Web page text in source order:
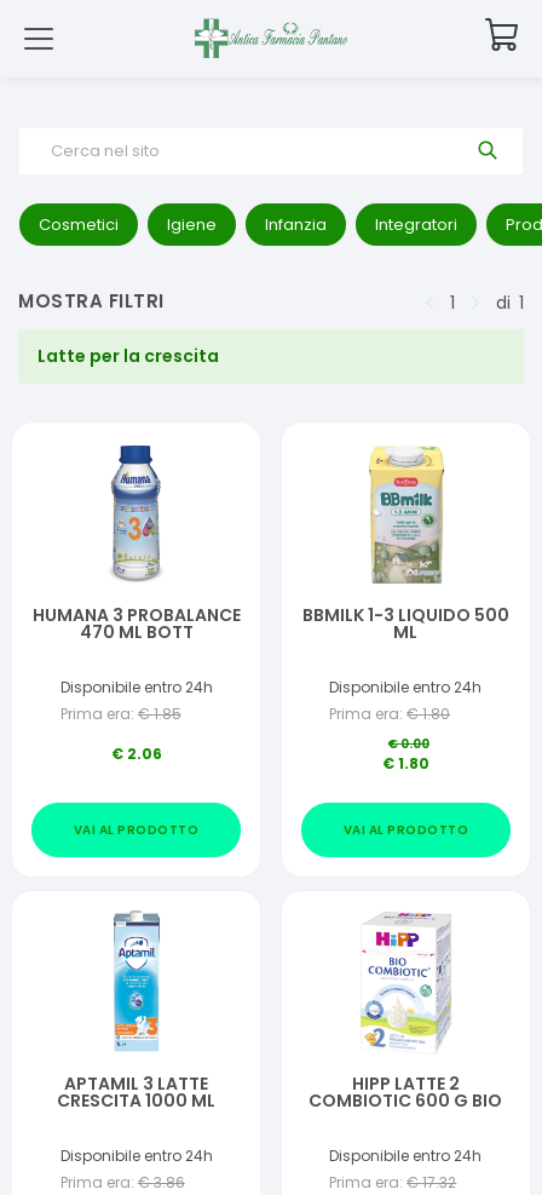
Cerca nel sito
Cosmetici Igiene Infanzia Integratori
MOSTRA FILTRI 1 di 1
Latte per la crescita
HUMANA 3 PROBALANCE
470 ML BOTT
Disponibile entro 24h
Prima era: €1.85
€ 2.06
VAI AL PRODOTTO
BBMILK 1-3 LIQUIDO 500
ML
Disponibile entro 24h
Prima era: €1.80
€0.00
€1.80
VAI AL PRODOTTO
APTAMIL 3 LATTE
CRESCITA 1000 ML
Disponibile entro 24h
Prima era: €3.86
HIPP LATTE 2
COMBIOTIC 600 G BIO
Disponibile entro 24h
Prima era: €17.32